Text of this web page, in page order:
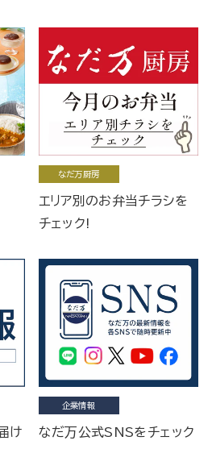
なだ万厨房
エリア別のお弁当チラシを
チェック!
け
企業情報
なだ万公式SNSをチェック